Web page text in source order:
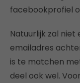
facebookprofiel
Natuurlijk zal niet
emailadres
is te matchen
deel ook wel.